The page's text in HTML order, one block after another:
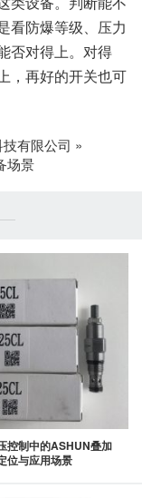
看防爆等级、压力
否对得上。对得
，再好的开关也可
有限公司 »
场景
控制中的ASHUN叠加
位与应用场景